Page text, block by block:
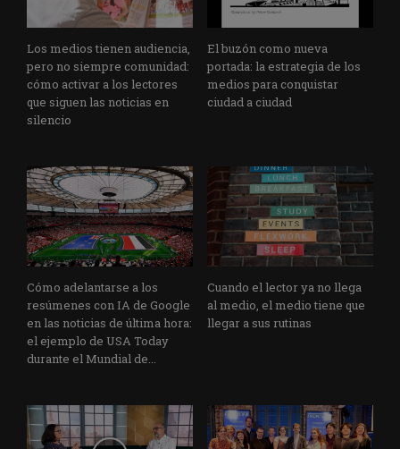
Los medios tienen audiencia,
pero no siempre comunidad:
cómo activar a los lectores
que siguen las noticias en
silencio
El buzón como nueva
portada: la estrategia de los
medios para conquistar
ciudad a ciudad
Cómo adelantarse a los
resúmenes con IA de Google
en las noticias de última hora:
el ejemplo de USA Today
durante el Mundial de...
Cuando el lector ya no llega
al medio, el medio tiene que
llegar a sus rutinas